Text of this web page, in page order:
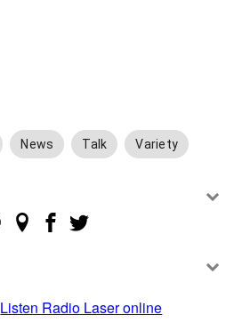
News Talk Variety
Listen Radio Laser online